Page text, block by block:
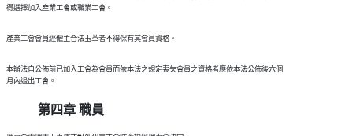
  本辦法自公佈前已加入工會為會員而依本法之規定喪失會員之資格者應依本法公佈後六個
第四章 職員